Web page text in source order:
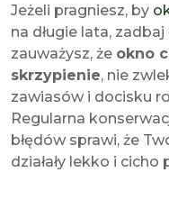
Jeżeli pragniesz, by
na długie lata,
zauważysz, że okno
skrzypienie, nie
zawiasów i docisku
Regularna
błędów sprawi, że
działały lekko i cicho